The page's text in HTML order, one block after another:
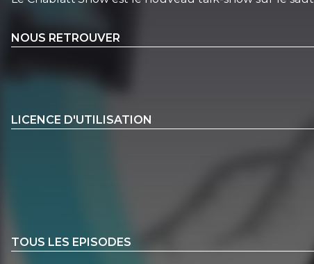
NOUS RETROUVER
LICENCE D'UTILISATION
TOUS LES EPISODES